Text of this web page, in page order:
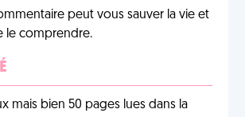
peut vous sauver la vie et
le comprendre.
mais bien 50 pages lues dans la